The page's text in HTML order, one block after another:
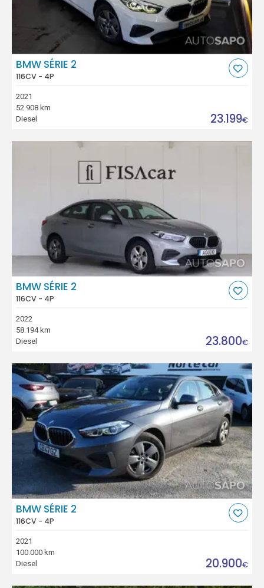
BMW SÉRIE 2
116CV - 4P
2021
52.908 km
Diesel
23.199€
BMW SÉRIE 2
116CV - 4P
2022
58.194 km
Diesel
23.800€
BMW SÉRIE 2
116CV - 4P
2021
100.000 km
Diesel
20.900€